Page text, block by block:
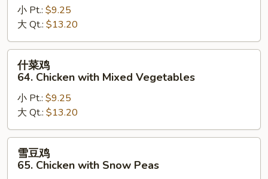
63.
Chicken
with
Mushroom
小 Pt.: $9.25
大 Qt.: $13.20
64.
Chicken
with
Mixed
Vegetables
什菜鸡
64. Chicken with Mixed Vegetables
小 Pt.: $9.25
大 Qt.: $13.20
雪豆鸡
65. Chicken with Snow Peas